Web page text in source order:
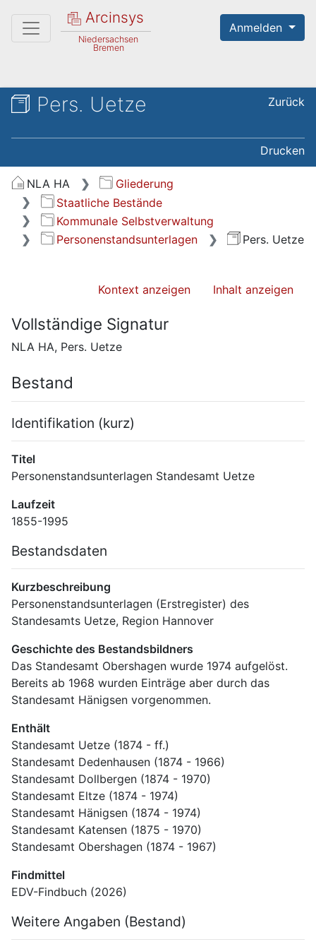
Arcinsys
Niedersachsen
Bremen
Anmelden
Pers. Uetze Zurück
Drucken
NLA HA
Gliederung
Staatliche Bestände
Kommunale Selbstverwaltung
Personenstandsunterlagen
Pers. Uetze
Kontext anzeigen Inhalt anzeigen
Vollständige Signatur
NLA HA, Pers. Uetze
Bestand
Identifikation (kurz)
Titel
Personenstandsunterlagen Standesamt Uetze
Laufzeit
1855-1995
Bestandsdaten
Kurzbeschreibung
Personenstandsunterlagen (Erstregister) des
Standesamts Uetze, Region Hannover
Geschichte des Bestandsbildners
Das Standesamt Obershagen wurde 1974 aufgelöst.
Bereits ab 1968 wurden Einträge aber durch das
Standesamt Hänigsen vorgenommen.
Enthält
Standesamt Uetze (1874 - ff.)
Standesamt Dedenhausen (1874 - 1966)
Standesamt Dollbergen (1874 - 1970)
Standesamt Eltze (1874 - 1974)
Standesamt Hänigsen (1874 - 1974)
Standesamt Katensen (1875 - 1970)
Standesamt Obershagen (1874 - 1967)
Findmittel
EDV-Findbuch (2026)
Weitere Angaben (Bestand)